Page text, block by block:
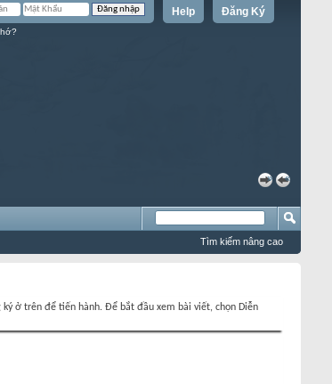
Đăng Ký
Help
«
»
Tìm kiếm nâng cao
ở trên để tiến hành. Để bắt đầu xem bài viết, chọn Diễn